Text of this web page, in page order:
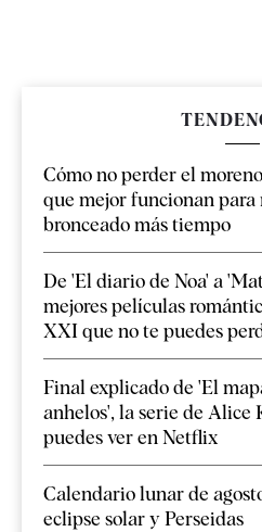
Cómo no perder el
que mejor funcionan para
bronceado más tiempo
De 'El diario de Noa' a
mejores películas
XXI que no te puedes
Final explicado de 'El
anhelos', la serie de Alice
puedes ver en Netflix
Calendario lunar de
eclipse solar y Perseidas